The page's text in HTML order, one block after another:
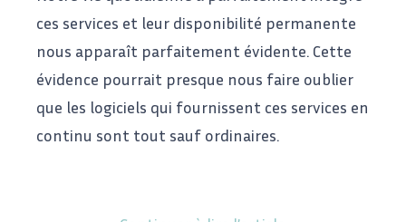
ces services et leur disponibilité permanente
nous apparaît parfaitement évidente. Cette
évidence pourrait presque nous faire oublier
que les logiciels qui fournissent ces services en
continu sont tout sauf ordinaires.